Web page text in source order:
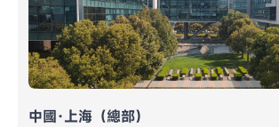
中國·上海（總部）